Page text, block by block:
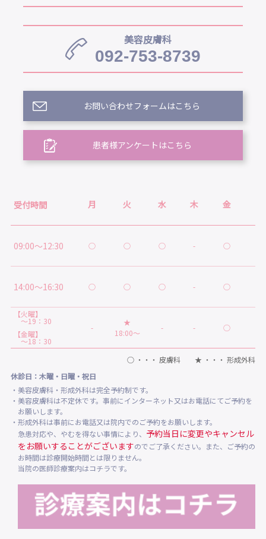
美容皮膚科
092-753-8739
お問い合わせフォームはこちら
患者様アンケートはこちら
受付時間 月 火 水 木 金
09:00～12:30 ○ ○ ○ - ○
14:00～16:30 ○ ○ ○ - ○
【火曜】
～19：30
【金曜】
～18：30
-
★
18:00～
- - ○
○ ・・・ 皮膚科 ★ ・・・ 形成外科
休診日：木曜・日曜・祝日
・美容皮膚科・形成外科は完全予約制です。
・美容皮膚科は不定休です。事前にインターネット又はお電話にてご予約を
お願いします。
・形成外科は事前にお電話又は院内でのご予約をお願いします。
急患対応や、やむを得ない事情により、 予約当日に変更やキャンセル
をお願いすることがございますのでご了承ください。また、ご予約の
お時間は診療開始時間とは限りません。
当院の医師診療案内はコチラです。